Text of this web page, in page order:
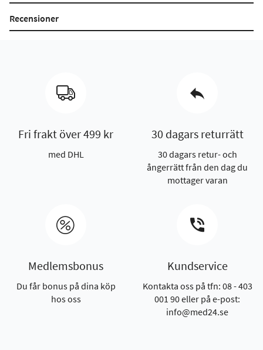
Recensioner
Fri frakt över 499 kr
med DHL
30 dagars returrätt
30 dagars retur- och
ångerrätt från den dag du
mottager varan
Medlemsbonus
Du får bonus på dina köp
hos oss
Kundservice
Kontakta oss på tfn: 08 - 403
001 90 eller på e-post:
info@med24.se